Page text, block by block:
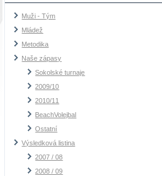
Muži - Tým
Mládež
Metodika
Naše zápasy
Sokolské turnaje
2009/10
2010/11
BeachVolejbal
Ostatní
Výsledková listina
2007 / 08
2008 / 09